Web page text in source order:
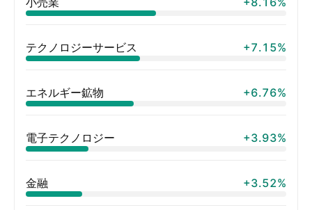
テクノロジーサービス +7.15%
エネルギー鉱物 +6.76%
電子テクノロジー +3.93%
金融 +3.52%